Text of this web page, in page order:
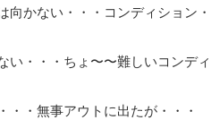
かない・・・コンディション
い・・・ちょ〜〜難しいコンデ
・無事アウトに出たが・・・